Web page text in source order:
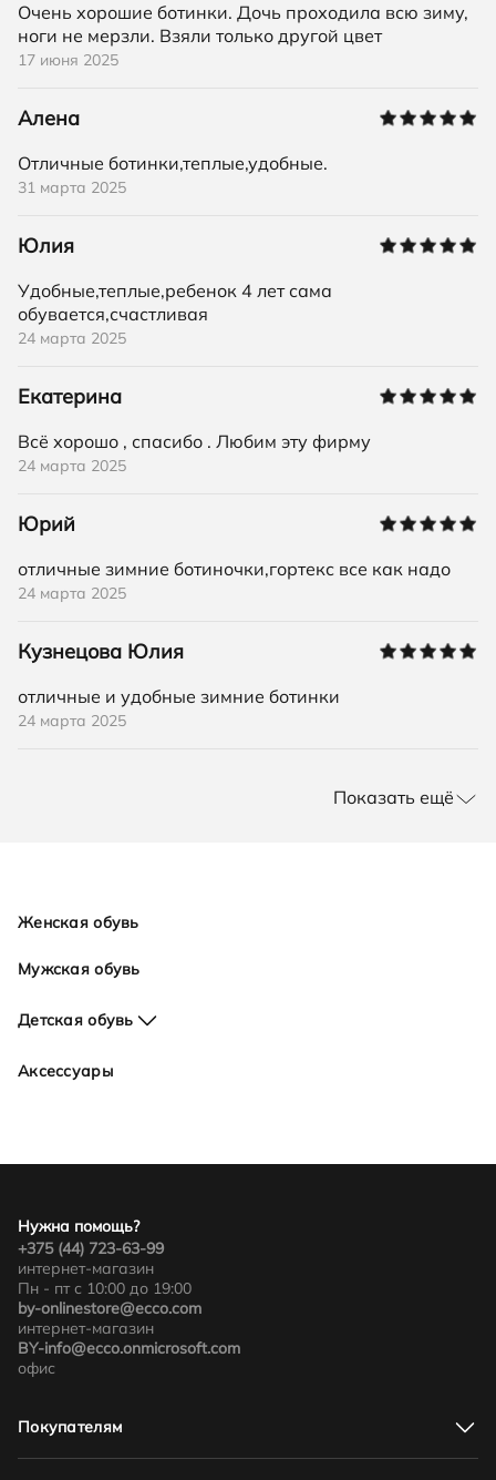
Очень хорошие ботинки. Дочь проходила всю зиму,
ноги не мерзли. Взяли только другой цвет
17 июня 2025
Алена
Отличные ботинки,теплые,удобные.
31 марта 2025
Юлия
Удобные,теплые,ребенок 4 лет сама
обувается,счастливая
24 марта 2025
Екатерина
Всё хорошо , спасибо . Любим эту фирму
24 марта 2025
Юрий
отличные зимние ботиночки,гортекс все как надо
24 марта 2025
Кузнецова Юлия
отличные и удобные зимние ботинки
24 марта 2025
Показать ещё
Женская обувь
Мужская обувь
Детская обувь
Для девочек
Для мальчиков
Аксессуары
Нужна помощь?
+375 (44) 723-63-99
интернет-магазин
Пн - пт с 10:00 до 19:00
by-onlinestore@ecco.com
интернет-магазин
BY-info@ecco.onmicrosoft.com
офис
Покупателям